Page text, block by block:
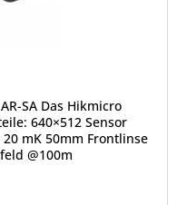
SA Das Hikmicro
640×512 Sensor
mK 50mm Frontlinse
@100m